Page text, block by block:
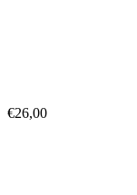
€26,00